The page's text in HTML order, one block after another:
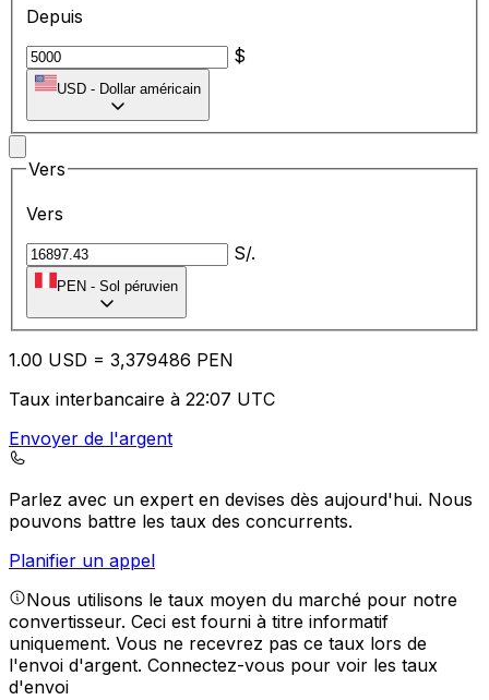
Depuis
$
USD - Dollar américain
Vers
Vers
S/.
PEN - Sol péruvien
1.00 USD = 3,379486 PEN
Taux interbancaire à 22:07 UTC
Envoyer de l'argent
Parlez avec un expert en devises dès aujourd'hui. Nous
pouvons battre les taux des concurrents.
Planifier un appel
Nous utilisons le taux moyen du marché pour notre
convertisseur. Ceci est fourni à titre informatif
uniquement. Vous ne recevrez pas ce taux lors de
l'envoi d'argent. Connectez-vous pour voir les taux
d'envoi